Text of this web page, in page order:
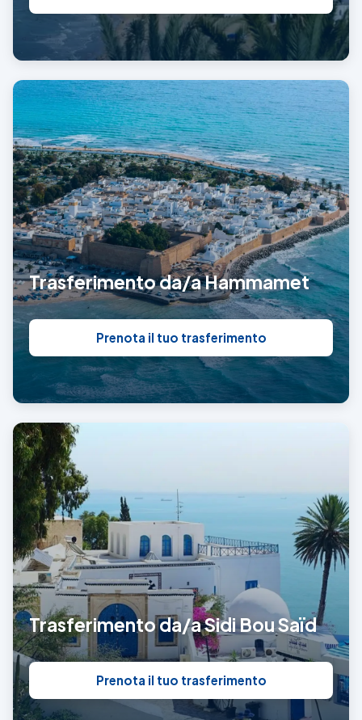
Trasferimento da/a Hammamet
Prenota il tuo trasferimento
Trasferimento da/a Sidi Bou Saïd
Prenota il tuo trasferimento